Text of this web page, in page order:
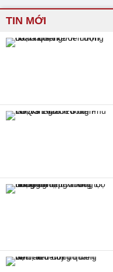
TIN MỚI